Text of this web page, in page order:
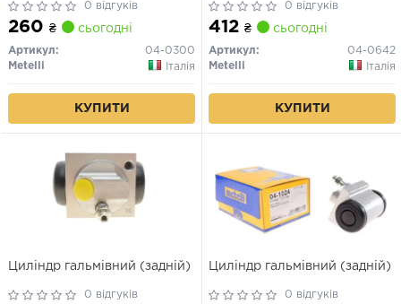
0 відгуків
260 ₴ сьогодні
Артикул:
04-0300
Metelli
Італія
КУПИТИ
0 відгуків
412 ₴ сьогодні
Артикул:
04-0642
Metelli
Італія
КУПИТИ
Циліндр гальмівний (задній)
0 відгуків
Циліндр гальмівний (задній)
0 відгуків